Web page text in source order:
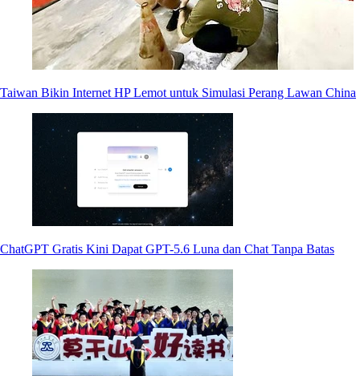
Taiwan Bikin Internet HP Lemot untuk Simulasi Perang Lawan China
ChatGPT Gratis Kini Dapat GPT-5.6 Luna dan Chat Tanpa Batas